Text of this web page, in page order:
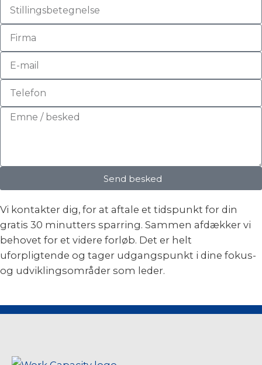
Send besked
Vi kontakter dig, for at aftale et tidspunkt for din
gratis 30 minutters sparring. Sammen afdækker vi
behovet for et videre forløb. Det er helt
uforpligtende og tager udgangspunkt i dine fokus-
og udviklingsområder som leder.